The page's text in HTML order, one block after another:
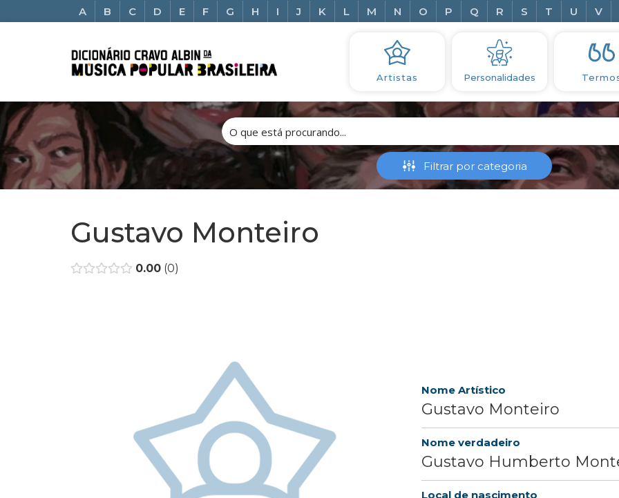
A B C D E F G H I J K L M N O P Q R S T U V
Artistas Personalidades
Gustavo Monteiro
0.00 0
Nome Artístico
Gustavo Monteiro
Nome verdadeiro
Gustavo Humberto
Local de nascimento